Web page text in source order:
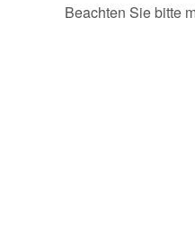
Beachten Sie bitte